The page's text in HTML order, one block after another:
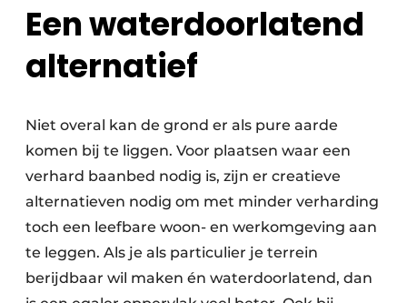
Een waterdoorlatend
alternatief
Niet overal kan de grond er als pure aarde
komen bij te liggen. Voor plaatsen waar een
verhard baanbed nodig is, zijn er creatieve
alternatieven nodig om met minder verharding
toch een leefbare woon- en werkomgeving aan
te leggen. Als je als particulier je terrein
berijdbaar wil maken én waterdoorlatend, dan